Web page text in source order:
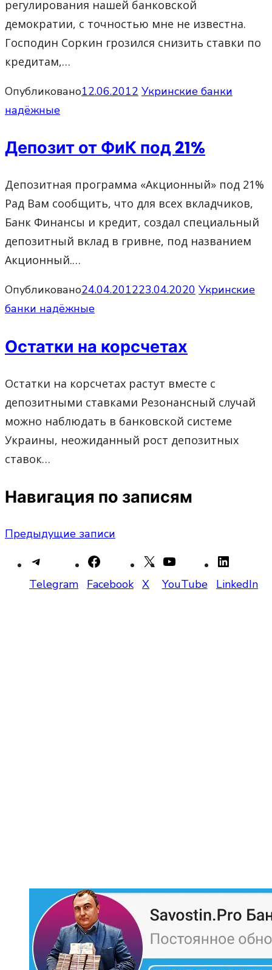
регулирования нашей банковской
демократии, с точностью мне не известна.
Господин Соркин грозился снизить ставки по
кредитам,…
Опубликовано12.06.2012 Укринские банки
надёжные
Депозит от ФиК под 21%
Депозитная программа «Акционный» под 21%
Рад Вам сообщить, что для всех вкладчиков,
Банк Финансы и кредит, создал специальный
депозитный вклад в гривне, под названием
Акционный.…
Опубликовано24.04.201223.04.2020 Укринские
банки надёжные
Остатки на корсчетах
Остатки на корсчетах растут вместе с
депозитными ставками Резонансный случай
можно наблюдать в банковской системе
Украины, неожиданный рост депозитных
ставок…
Навигация по записям
Предыдущие записи
Telegram Facebook X YouTube LinkedIn